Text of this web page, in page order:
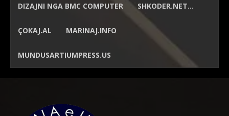
DIZAJNI NGA BMC COMPUTER SHKODER.NET…
ÇOKAJ.AL MARINAJ.INFO
MUNDUSARTIUMPRESS.US